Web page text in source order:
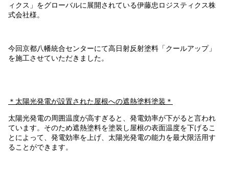
ィクス」をグローバルに展開されている伊藤忠ロジスティクス株
式会社様。
今回京都八幡統合センターにて高日射反射塗料「クールアップ」
を施工させていただきました。
＊太陽光発電が設置された屋根への遮熱塗料塗装＊
太陽光発電の周囲温度が高すぎると、発電効率が下がると言われ
ています。そのため遮熱塗料を塗装し屋根の表面温度を下げるこ
とによって、発電効率を上げ、太陽光発電の能力を最大限活用す
ることができます。